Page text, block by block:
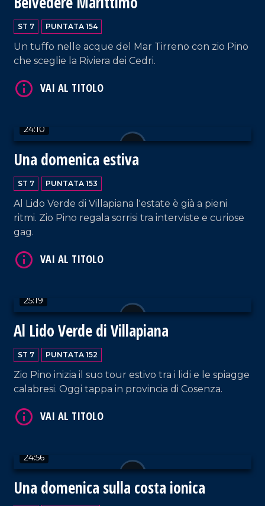
ST 7 PUNTATA 154
Un tuffo nelle acque del Mar Tirreno con zio Pino
che sceglie la Riviera dei Cedri.
24:10
Una domenica estiva
ST 7 PUNTATA 153
Al Lido Verde di Villapiana l'estate è già a pieni
ritmi. Zio Pino regala sorrisi tra interviste e curiose
gag.
25:19
Al Lido Verde di Villapiana
ST 7 PUNTATA 152
Zio Pino inizia il suo tour estivo tra i lidi e le spiagge
calabresi. Oggi tappa in provincia di Cosenza.
24:56
Una domenica sulla costa ionica
VAI AL TITOLO
VAI AL TITOLO
VAI AL TITOLO